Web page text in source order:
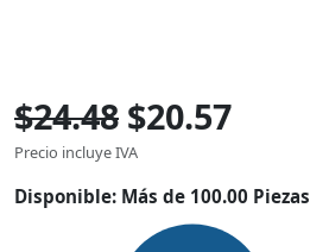
$24.48 $20.57
Precio incluye IVA
Disponible: Más de 100.00 Piezas